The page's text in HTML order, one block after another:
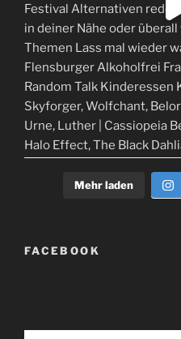
Mehr laden
FACEBOOK